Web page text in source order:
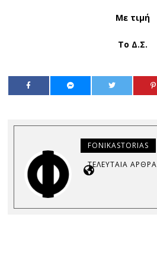
Με τιμή
Το Δ.Σ.
FONIKASTORIAS
ΤΕΛΕΥΤΑΊΑ ΆΡΘΡΑ